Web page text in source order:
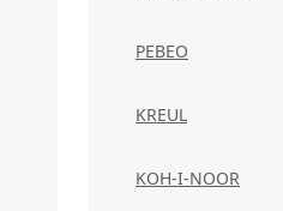
PEBEO
KREUL
KOH-I-NOOR